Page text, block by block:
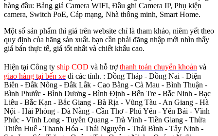
hàng đầu: Bảng giá Camera WIFI, Đầu ghi Camera IP, Phụ kiện
camera, Switch PoE, Cáp mạng, Nhà thông minh, Smart Home.
Một số sản phẩm thì giá trên website chỉ là tham khảo, niêm yết theo
quy định của hãng sản xuất. bạn cần phải đăng nhập mới nhìn thấy
giá bán thực tế, giá tốt nhất và chiết khấu cao.
Hiện tại Công ty ship COD và hỗ trợthanh toán chuyển khoản và
giao hàng tại bến xe đi các tỉnh. : Đồng Tháp - Đồng Nai - Điện
Biên - Đắk Nông - Đắk Lắk - Cao Bằng - Cà Mau - Bình Thuận -
Bình Phước - Bình Dương - Bình Định - Bến Tre - Bắc Ninh - Bạc
Liêu - Bắc Kạn - Bắc Giang - Bà Rịa - Vũng Tàu - An Giang - Hà
Nội - Hải Phòng - Đà Nẵng - Cần Thơ - Phú Yên - Yên Bái - Vĩnh
Phúc - Vĩnh Long - Tuyên Quang - Trà Vinh - Tiền Giang - Thừa
Thiên Huế - Thanh Hóa - Thái Nguyên - Thái Bình - Tây Ninh -